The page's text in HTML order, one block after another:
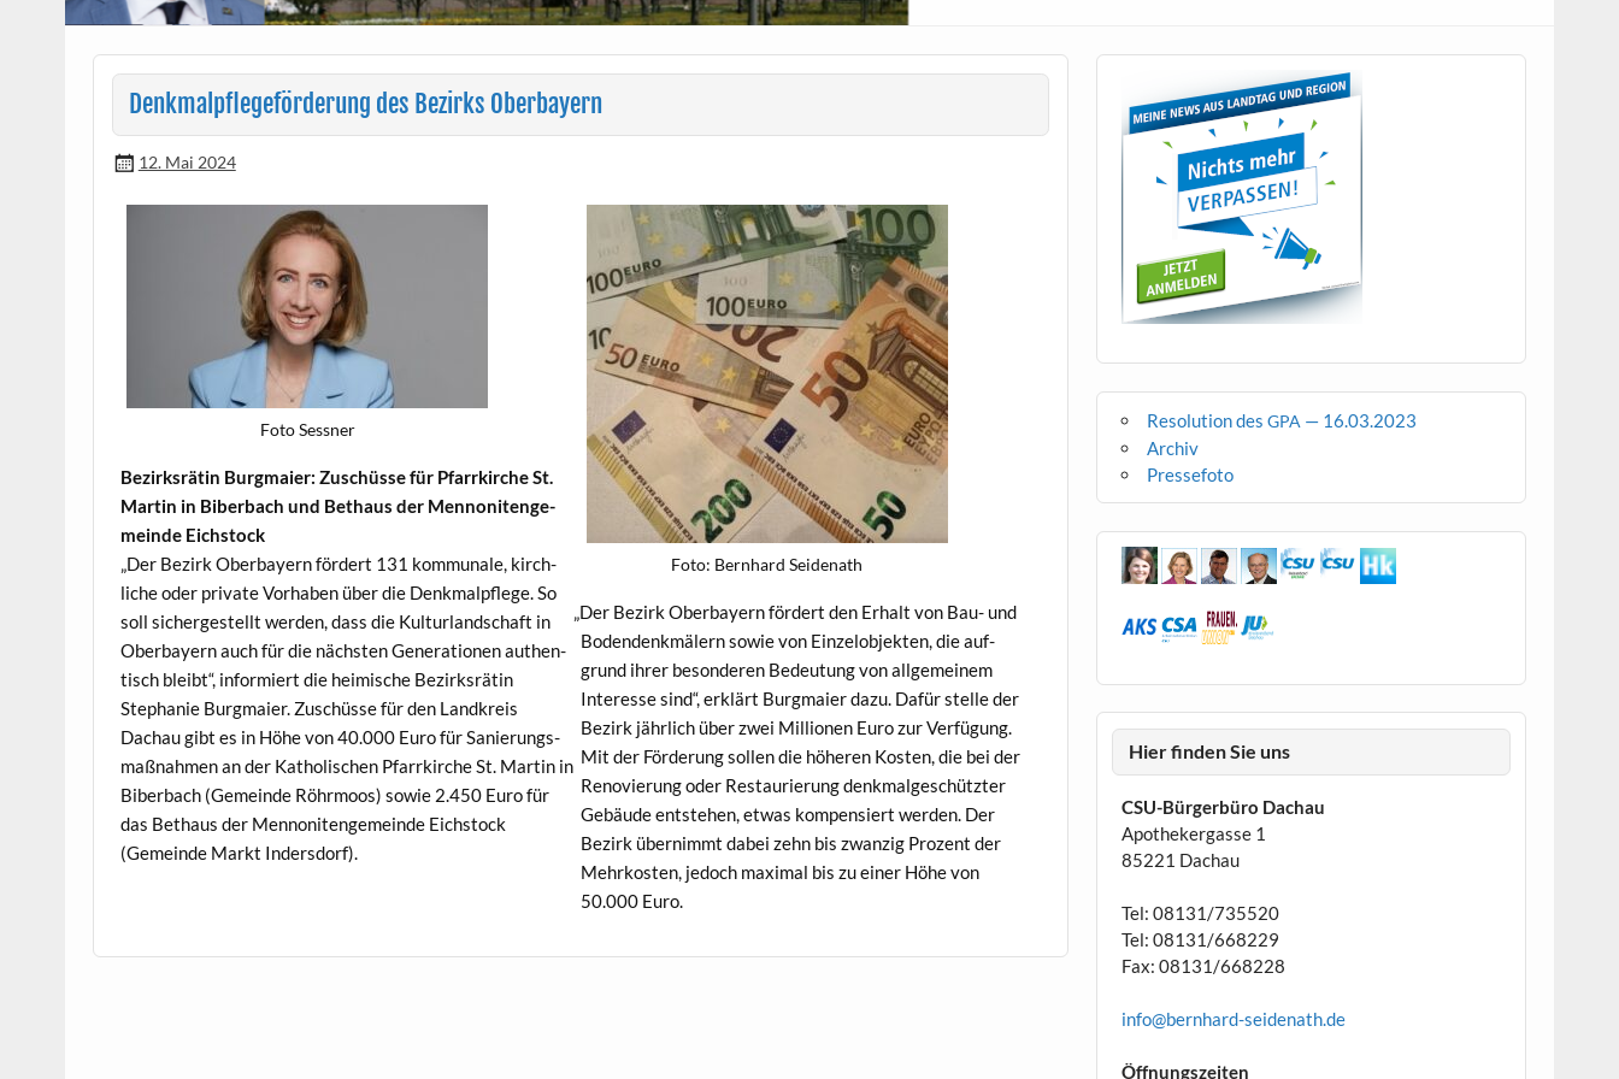
Denkmalpflegeförderung des Bezirks Oberbayern
12. Mai 2024
Foto Sess­ner
Bezirk­srätin Burgmaier: Zuschüsse für Pfar­rkirche St.
Mar­tin in Biber­bach und Bethaus der Men­non­itenge­
meinde Eichstock
„Der Bezirk Ober­bay­ern fördert 131 kom­mu­nale, kirch­
liche oder pri­vate Vorhaben über die Denkmalpflege. So
soll sichergestellt wer­den, dass die Kul­tur­land­schaft in
Ober­bay­ern auch für die näch­sten Gen­er­a­tio­nen authen­
tisch bleibt“, informiert die heimis­che Bezirk­srätin
Stephanie Burgmaier. Zuschüsse für den Land­kreis
Dachau gibt es in Höhe von 40.000 Euro für Sanierungs­
maß­nah­men an der Katholis­chen Pfar­rkirche St. Mar­tin in
Biber­bach (Gemeinde Röhrmoos) sowie 2.450 Euro für
das Bethaus der Men­non­itenge­meinde Eich­stock
(Gemeinde Markt Indersdorf).
Foto: Bern­hard Seidenath
„Der Bezirk Ober­bay­ern fördert den Erhalt von Bau- und
Boden­denkmälern sowie von Einzelob­jek­ten, die auf­
grund ihrer beson­deren Bedeu­tung von all­ge­meinem
Inter­esse sind“, erk­lärt Burgmaier dazu. Dafür stelle der
Bezirk jährlich über zwei Mil­lio­nen Euro zur Ver­fü­gung.
Mit der Förderung sollen die höheren Kosten, die bei der
Ren­ovierung oder Restau­rierung denkmalgeschützter
Gebäude entste­hen, etwas kom­pen­siert wer­den. Der
Bezirk übern­immt dabei zehn bis zwanzig Prozent der
Mehrkosten, jedoch max­i­mal bis zu ein­er Höhe von
50.000 Euro.
Resolution desGPA — 16.03.2023
Archiv
Pressefoto
Hier finden Sie uns
CSU-Bürgerbüro Dachau
Apothekergasse 1
85221 Dachau
Tel: 08131/735520
Tel: 08131/668229
Fax: 08131/668228
info@bernhard-seidenath.de
Öffnungszeiten